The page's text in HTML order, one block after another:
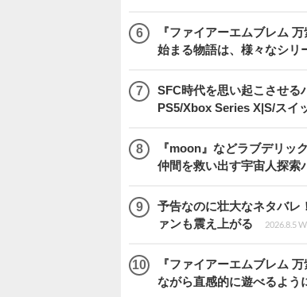
『ファイアーエムブレム
始まる物語は、様々なシリ
SFC時代を思い起こさせる
PS5/Xbox Series X|S/スイ
『moon』などラブデリッ
仲間を救い出す宇宙人探索
予告なのに壮大なネタバレ
ァンも震え上がる
2026.8.5
『ファイアーエムブレム
ながら直感的に遊べるよう